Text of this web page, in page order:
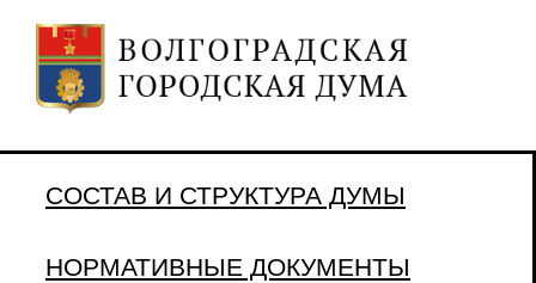
СОСТАВ И СТРУКТУРА ДУМЫ
НОРМАТИВНЫЕ ДОКУМЕНТЫ